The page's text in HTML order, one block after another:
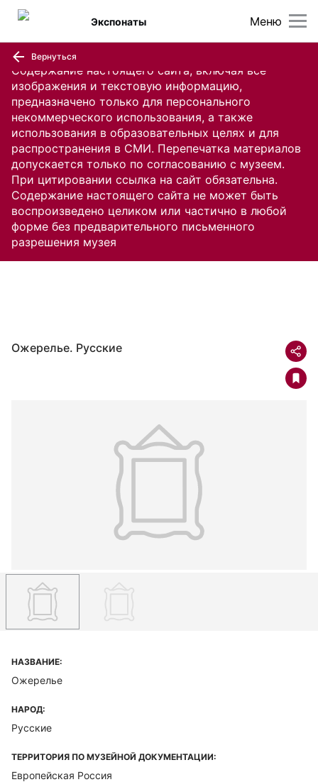
Содержание настоящего сайта, включая все
изображения и текстовую информацию,
предназначено только для персонального
некоммерческого использования, а также
использования в образовательных целях и для
распространения в СМИ. Перепечатка материалов
допускается только по согласованию с музеем.
При цитировании ссылка на сайт обязательна.
Содержание настоящего сайта не может быть
воспроизведено целиком или частично в любой
форме без предварительного письменного
разрешения музея
Меню
Экспонаты
Вернуться
Ожерелье. Русские
НАЗВАНИЕ:
Ожерелье
НАРОД:
Русские
ТЕРРИТОРИЯ ПО МУЗЕЙНОЙ ДОКУМЕНТАЦИИ:
Европейская Россия